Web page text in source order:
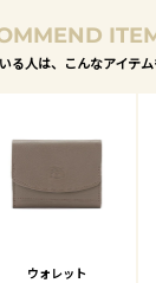
る人は、こんなアイテ
ウォレット